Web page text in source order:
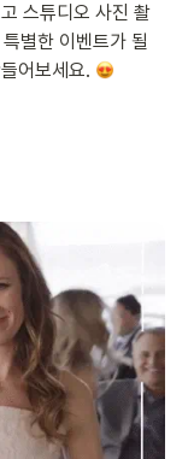
스튜디오 사진 촬
별한 이벤트가 될
어보세요.